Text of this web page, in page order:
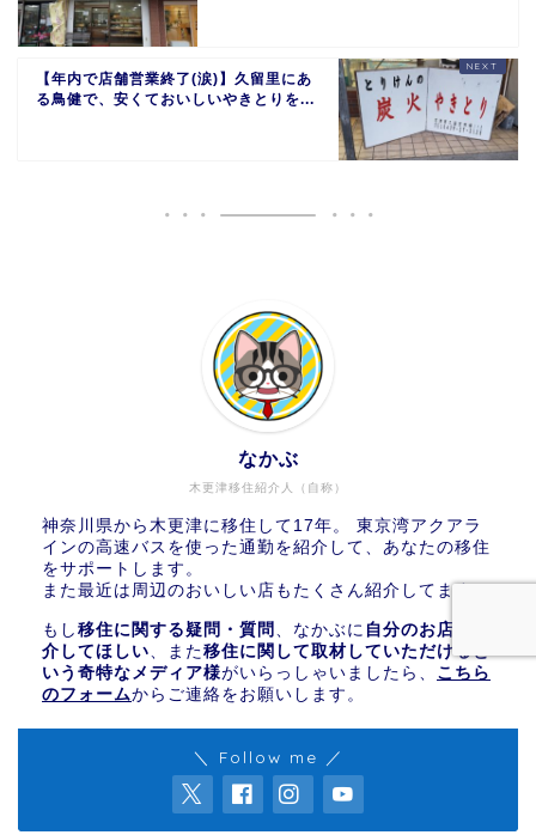
【年内で店舗営業終了(涙)】久留里にあ
る鳥健で、安くておいしいやきとりを...
木更津移住紹介人（自称）
なかぶ
神奈川県から木更津に移住して17年。 東京湾アクアラ
インの高速バスを使った通勤を紹介して、あなたの移住
をサポートします。
また最近は周辺のおいしい店もたくさん紹介してます。
もし 移住に関する疑問・質問 、なかぶに 自分のお店を紹
介してほしい 、また移住に関して取材していただけると
いう奇特なメディア様がいらっしゃいましたら、 こちら
のフォームからご連絡をお願いします。
＼ Follow me ／